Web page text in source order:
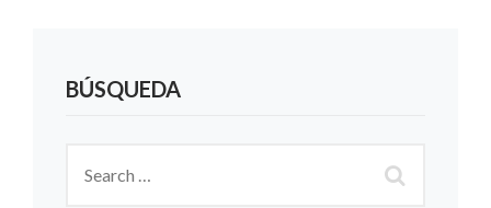
BÚSQUEDA